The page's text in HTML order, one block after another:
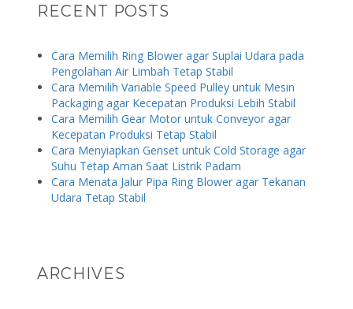
RECENT POSTS
Cara Memilih Ring Blower agar Suplai Udara pada
Pengolahan Air Limbah Tetap Stabil
Cara Memilih Variable Speed Pulley untuk Mesin
Packaging agar Kecepatan Produksi Lebih Stabil
Cara Memilih Gear Motor untuk Conveyor agar
Kecepatan Produksi Tetap Stabil
Cara Menyiapkan Genset untuk Cold Storage agar
Suhu Tetap Aman Saat Listrik Padam
Cara Menata Jalur Pipa Ring Blower agar Tekanan
Udara Tetap Stabil
ARCHIVES